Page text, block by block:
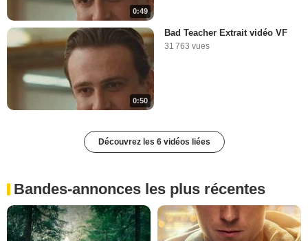
0:49
0:50
Bad Teacher Extrait vidéo VF
31 763 vues
Découvrez les 6 vidéos liées
Bandes-annonces les plus récentes